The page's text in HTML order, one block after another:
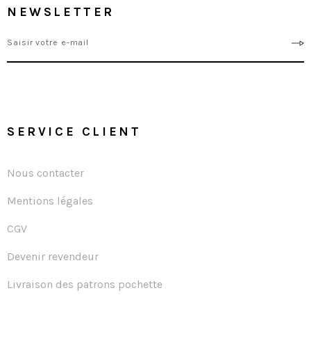
NEWSLETTER
SERVICE CLIENT
Nous contacter
Mentions légales
CGV
Devenir revendeur
Livraison des patrons pochette